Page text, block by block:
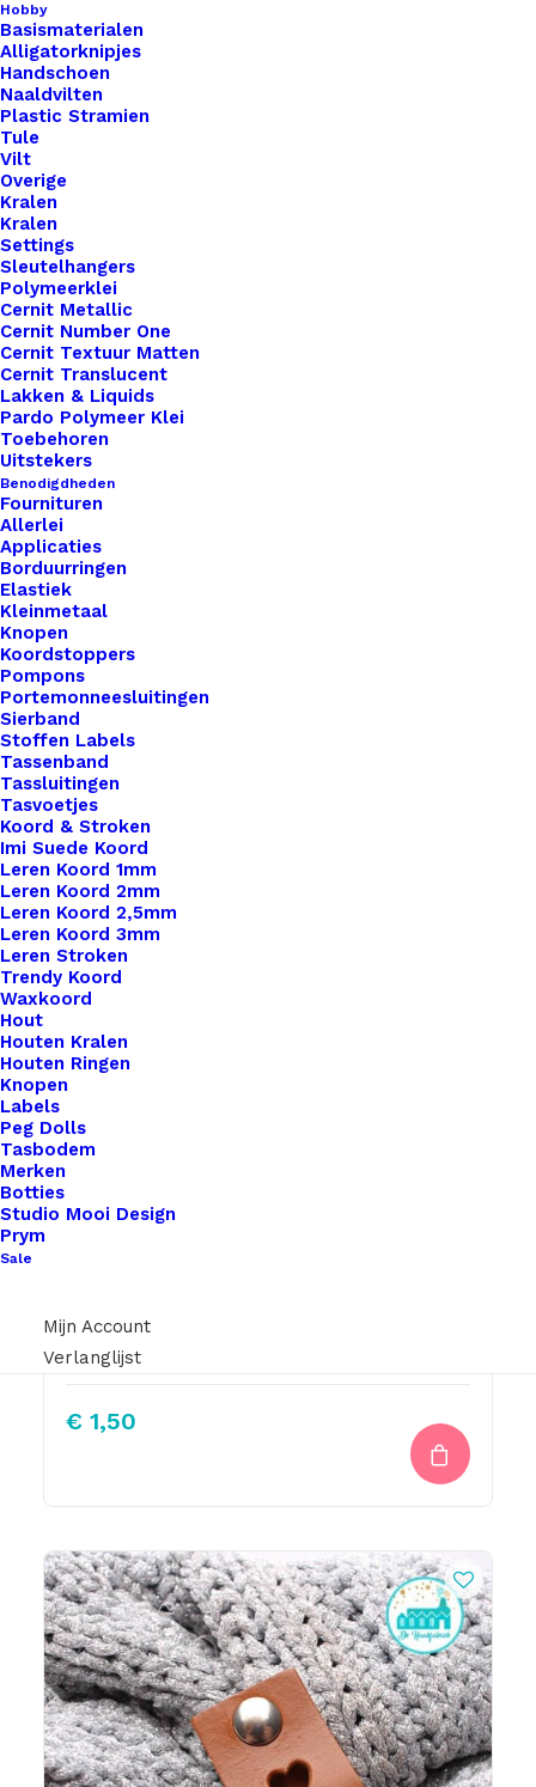
Hobby
Basismaterialen
Alligatorknipjes
Handschoen
Naaldvilten
Plastic Stramien
Tule
Vilt
Overige
Kralen
Kralen
Settings
Sleutelhangers
Polymeerklei
Cernit Metallic
Cernit Number One
Cernit Textuur Matten
Cernit Translucent
Lakken & Liquids
Pardo Polymeer Klei
Toebehoren
Uitstekers
Benodigdheden
Fournituren
Allerlei
Applicaties
Borduurringen
Elastiek
Kleinmetaal
Knopen
Koordstoppers
Pompons
Portemonneesluitingen
Sierband
Stoffen Labels
Tassenband
Tassluitingen
Tasvoetjes
Koord & Stroken
Imi Suede Koord
Leren Koord 1mm
Leren Koord 2mm
Leren Koord 2,5mm
Leren Koord 3mm
Leren Stroken
Trendy Koord
Waxkoord
Hout
Houten Kralen
Houten Ringen
Knopen
Labels
Peg Dolls
Tasbodem
Merken
Botties
Studio Mooi Design
Prym
Sale
Mijn Account
Verlanglijst
15 op voorraad
Little
Label
aantal
Toevoegen aan verlanglijst
Artikelnummer
Categorie
Binnen 1-3 werkdagen verzonden
Veilig betalen
Overzicht
Nog meer leuks!
Mini Label Ecru
€ 1,50